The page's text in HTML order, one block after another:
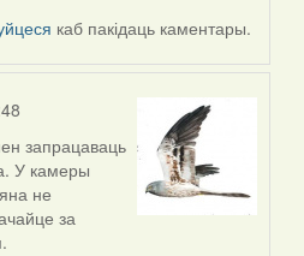
каб пакідаць каментары.
запрацаваць
У камеры
не
за